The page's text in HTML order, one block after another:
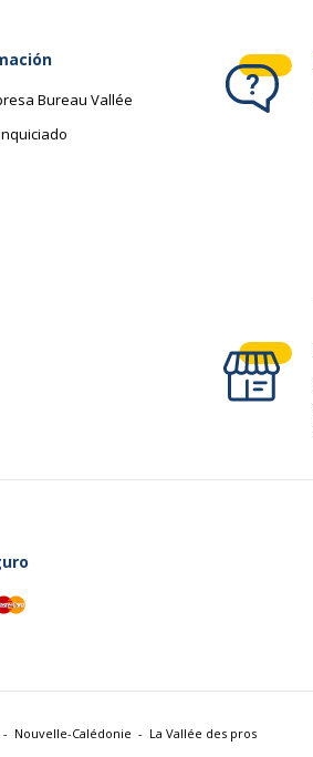
Bureau Vallée
Nouvelle-Calédonie La Vallée des pros